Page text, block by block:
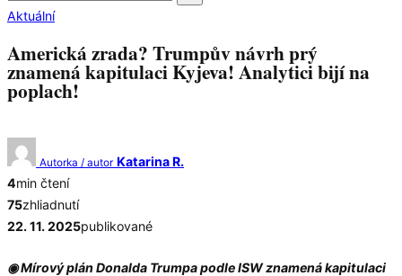
Aktuální
Americká zrada? Trumpův návrh prý
znamená kapitulaci Kyjeva! Analytici bijí na
poplach!
Autorka / autor Katarina R.
4min čtení
75zhliadnutí
22. 11. 2025publikované
◉ Mírový plán Donalda Trumpa podle ISW znamená kapitulaci